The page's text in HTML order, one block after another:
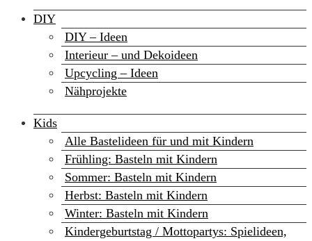
DIY
DIY – Ideen
Interieur – und Dekoideen
Upcycling – Ideen
Nähprojekte
Kids
Alle Bastelideen für und mit Kindern
Frühling: Basteln mit Kindern
Sommer: Basteln mit Kindern
Herbst: Basteln mit Kindern
Winter: Basteln mit Kindern
Kindergeburtstag / Mottopartys: Spielideen,